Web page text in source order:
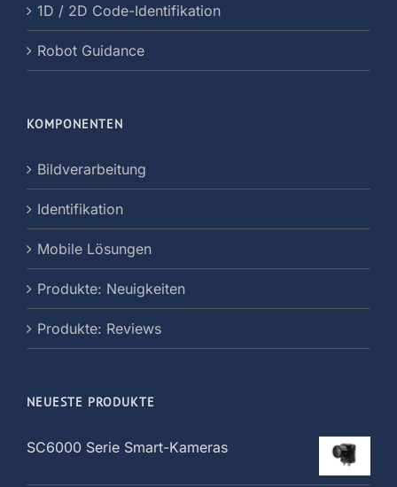
1D / 2D Code-Identifikation
Robot Guidance
KOMPONENTEN
Bildverarbeitung
Identifikation
Mobile Lösungen
Produkte: Neuigkeiten
Produkte: Reviews
NEUESTE PRODUKTE
SC6000 Serie Smart-Kameras